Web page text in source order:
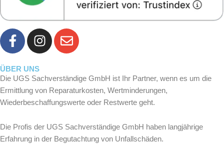
F
a
e
b
o
o
k
-
I
n
t
a
g
r
m
E
n
l
o
p
e
ÜBER UNS
Die UGS Sachverständige GmbH ist Ihr Partner, wenn es um die
Ermittlung von Reparaturkosten, Wertminderungen,
Wiederbeschaffungswerte oder Restwerte geht.
Die Profis der UGS Sachverständige GmbH haben langjährige
Erfahrung in der Begutachtung von Unfallschäden.